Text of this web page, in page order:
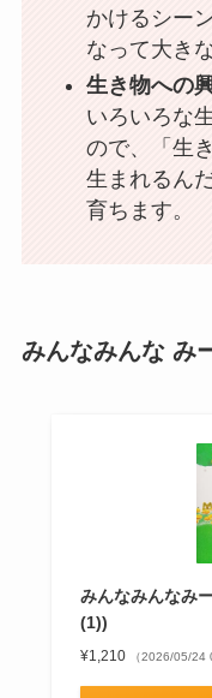
かけるシー
なって大き
生き物への
いろいろな
ので、「生
生まれるん
育ちます。
みんなみんな み
みんなみんなみ
(1))
¥1,210 （2026/05/24